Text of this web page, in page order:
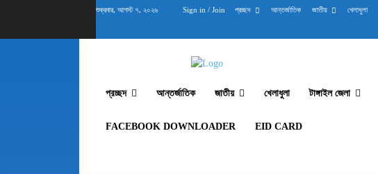
শুক্রবার, আগস্ট ৭, ২০২৬ Sign in / Join প্রচ্ছদ আন্তর্জাতিক জাতীয় খেলাধুলা
প্রচ্ছদ আন্তর্জাতিক জাতীয় খেলাধুলা টাঙ্গাইল জেলা
FACEBOOK DOWNLOADER EID CARD